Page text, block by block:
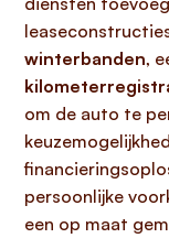
winterbanden,
om de auto te
persoonlijke
een op maat